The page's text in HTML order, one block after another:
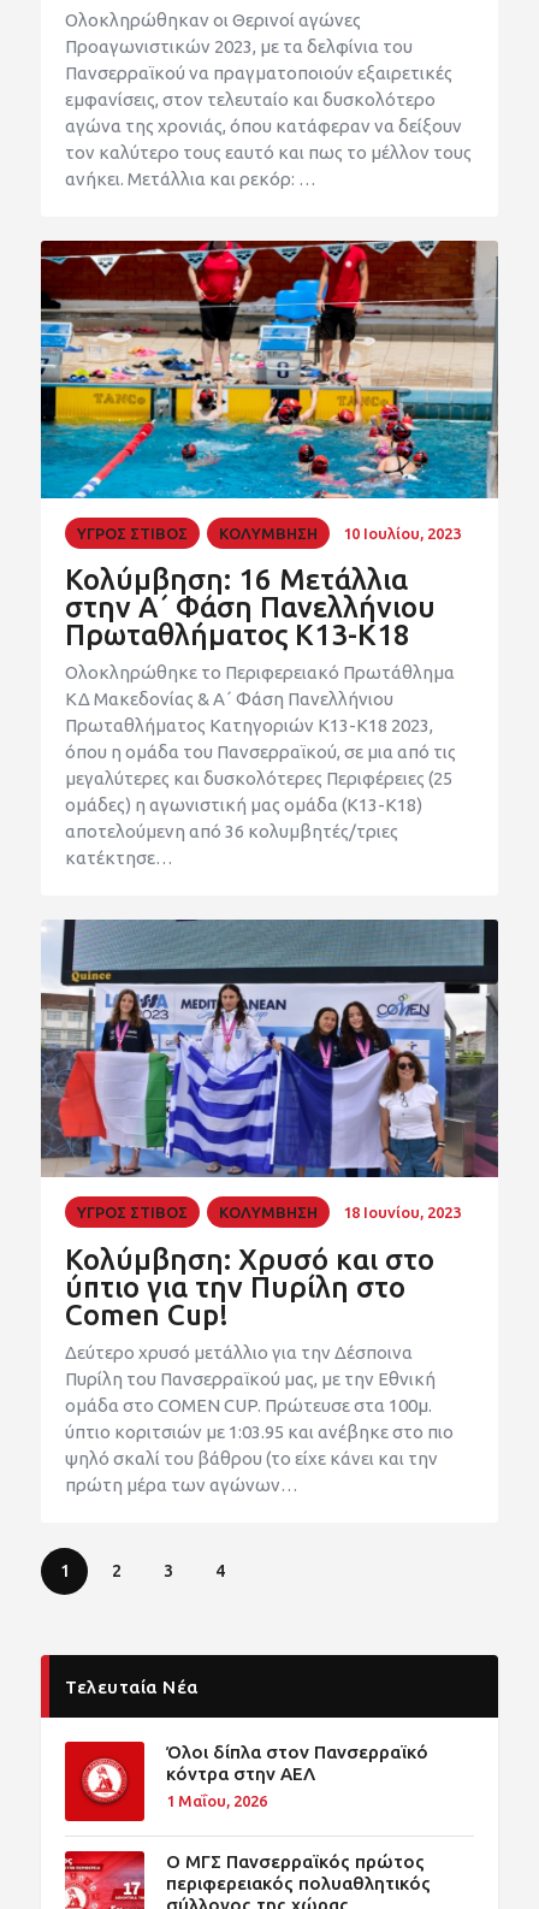
Ολοκληρώθηκαν οι Θερινοί αγώνες
Προαγωνιστικών 2023, με τα δελφίνια του
Πανσερραϊκού να πραγματοποιούν εξαιρετικές
εμφανίσεις, στον τελευταίο και δυσκολότερο
αγώνα της χρονιάς, όπου κατάφεραν να δείξουν
τον καλύτερο τους εαυτό και πως το μέλλον τους
ανήκει. Μετάλλια και ρεκόρ: …
ΥΓΡΟΣ ΣΤΙΒΟΣ ΚΟΛΥΜΒΗΣΗ 10 Ιουλίου, 2023
Κολύμβηση: 16 Μετάλλια
στην Α΄ Φάση Πανελλήνιου
Πρωταθλήματος Κ13-Κ18
Ολοκληρώθηκε το Περιφερειακό Πρωτάθλημα
ΚΔ Μακεδονίας & Α΄ Φάση Πανελλήνιου
Πρωταθλήματος Κατηγοριών Κ13-Κ18 2023,
όπου η ομάδα του Πανσερραϊκού, σε μια από τις
μεγαλύτερες και δυσκολότερες Περιφέρειες (25
ομάδες) η αγωνιστική μας ομάδα (Κ13-Κ18)
αποτελούμενη από 36 κολυμβητές/τριες
κατέκτησε…
ΥΓΡΟΣ ΣΤΙΒΟΣ ΚΟΛΥΜΒΗΣΗ 18 Ιουνίου, 2023
Κολύμβηση: Χρυσό και στο
ύπτιο για την Πυρίλη στο
Comen Cup!
Δεύτερο χρυσό μετάλλιο για την Δέσποινα
Πυρίλη του Πανσερραϊκού μας, με την Εθνική
ομάδα στο COMEN CUP. Πρώτευσε στα 100μ.
ύπτιο κοριτσιών με 1:03.95 και ανέβηκε στο πιο
ψηλό σκαλί του βάθρου (το είχε κάνει και την
πρώτη μέρα των αγώνων…
1 2 3 4
Τελευταία Νέα
Όλοι δίπλα στον Πανσερραϊκό
κόντρα στην ΑΕΛ
1 Μαΐου, 2026
O ΜΓΣ Πανσερραϊκός πρώτος
περιφερειακός πολυαθλητικός
σύλλογος της χώρας